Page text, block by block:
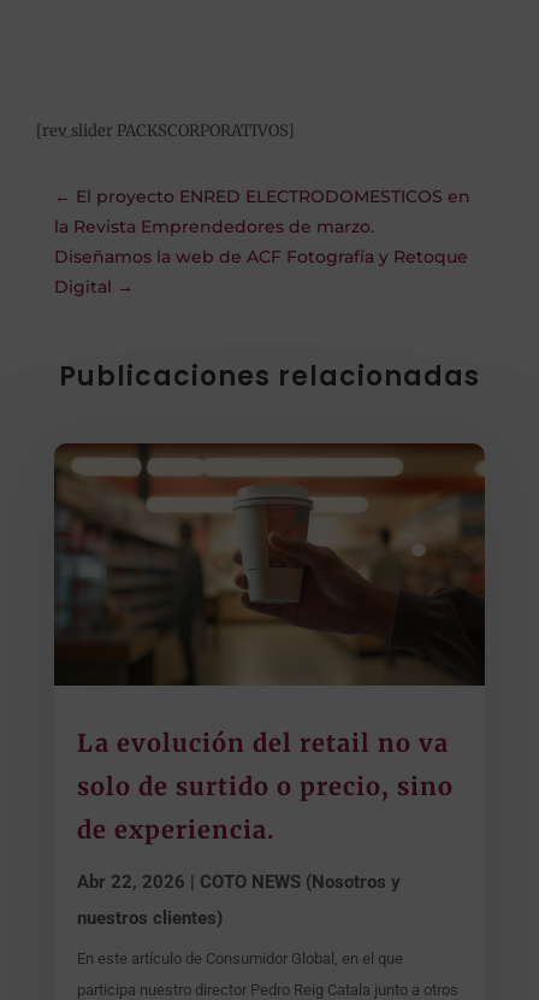
[rev_slider PACKSCORPORATIVOS]
← El proyecto ENRED ELECTRODOMESTICOS en
la Revista Emprendedores de marzo.
Diseñamos la web de ACF Fotografía y Retoque
Digital →
Publicaciones relacionadas
La evolución del retail no va
solo de surtido o precio, sino
de experiencia.
Abr 22, 2026 | COTO NEWS (Nosotros y
nuestros clientes)
En este artículo de Consumidor Global, en el que
participa nuestro director Pedro Reig Catala junto a otros